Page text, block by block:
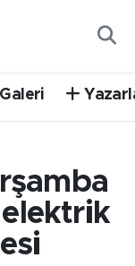
elektrik